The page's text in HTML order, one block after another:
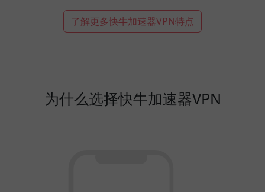
了解更多快牛加速器VPN特点
为什么选择快牛加速器VPN